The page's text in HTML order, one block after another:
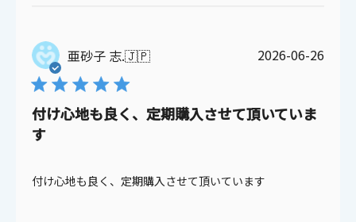
亜砂子 志.🇯🇵
付け心地も良く、定期購入させて頂いていま
す
付け心地も良く、定期購入させて頂いています
公
2026-06-26